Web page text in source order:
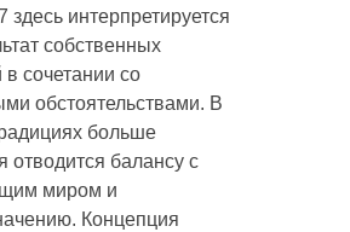
здесь интерпретируется
собственных
в сочетании со
обстоятельствами. В
больше
отводится балансу с
миром и
Концепция